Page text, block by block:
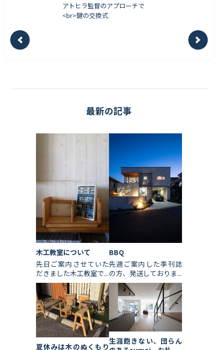
アトヒラ監督のアプローチで
<br>鍵の交換式
最新の記事
木工教室について
先日ご案内させていた
だきました木工教室で...
BBQ
先週ご案内した季刊誌
の方、発送しておりま...
夏休みは木のぬくもり
生涯飽きない、団らん